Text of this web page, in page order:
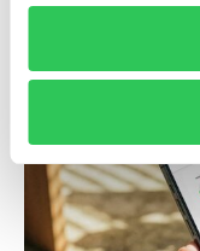
Den dagliga
förutbestämt